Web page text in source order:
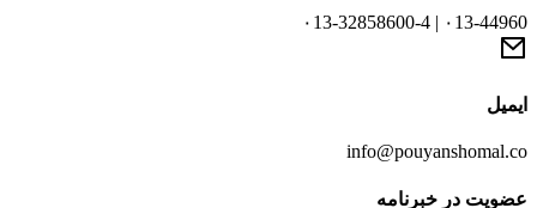
۰13-44960 | ۰13-32858600-4
ایمیل
info@pouyanshomal.co
عضویت در خبرنامه